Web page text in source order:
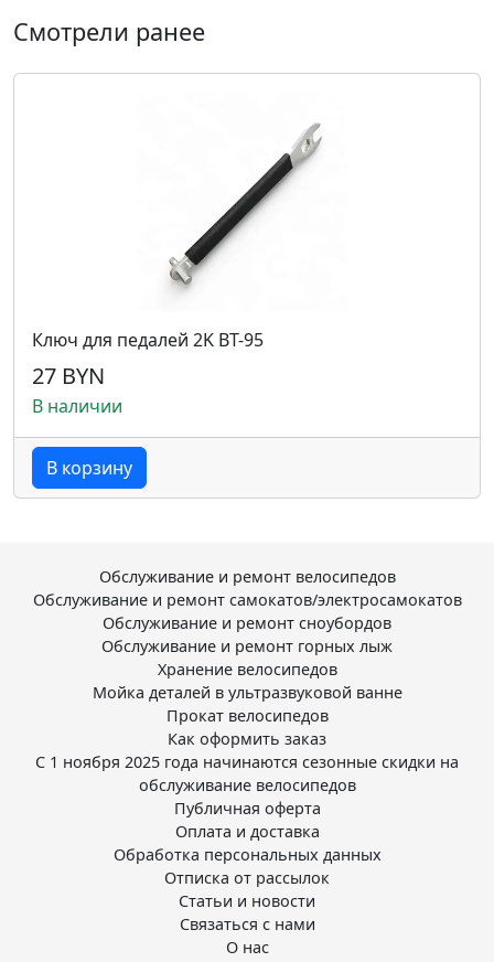
Смотрели ранее
Ключ для педалей 2K BT-95
27 BYN
В наличии
В корзину
Обслуживание и ремонт велосипедов
Обслуживание и ремонт самокатов/электросамокатов
Обслуживание и ремонт сноубордов
Обслуживание и ремонт горных лыж
Хранение велосипедов
Мойка деталей в ультразвуковой ванне
Прокат велосипедов
Как оформить заказ
С 1 ноября 2025 года начинаются сезонные скидки на
обслуживание велосипедов
Публичная оферта
Оплата и доставка
Обработка персональных данных
Отписка от рассылок
Статьи и новости
Связаться с нами
О нас